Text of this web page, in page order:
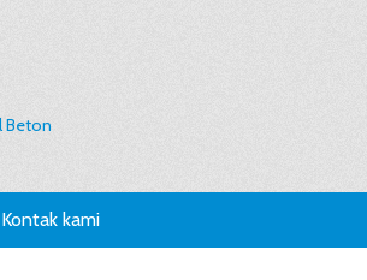
Beton
Kontak kami